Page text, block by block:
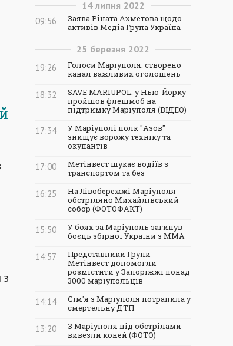
з
14 липня 2022
09:56
Заява Ріната Ахметова щодо
активів Медіа Група Україна
25 березня 2022
19:26
Голоси Маріуполя: створено
канал важливих оголошень
18:32
SAVE MARIUPOL: у Нью-Йорку
пройшов флешмоб на
підтримку Маріуполя (ВІДЕО)
17:34
У Маріуполі полк "Азов"
знищує ворожу техніку та
окупантів
17:00
Метінвест шукає водіїв з
транспортом та без
16:25
На Лівобережжі Маріуполя
обстріляно Михайлівський
собор (ФОТОФАКТ)
15:50
У боях за Маріуполь загинув
боєць збірної України з ММА
14:57
Представники Групи
Метінвест допомогли
розмістити у Запоріжжі понад
3000 маріупольців
14:14
Сім'я з Маріуполя потрапила у
смертельну ДТП
13:20
З Маріуполя під обстрілами
вивезли коней (ФОТО)